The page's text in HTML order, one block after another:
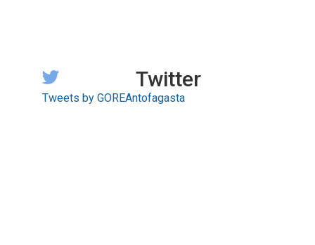
Twitter
Tweets by GOREAntofagasta